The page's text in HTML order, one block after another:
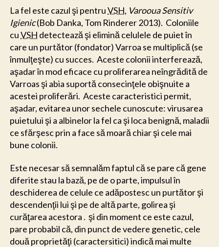
La fel este cazul şi pentruVSH, Varooua Sensitiv
Igienic(Bob Danka, Tom Rinderer 2013). Coloniile
cuVSH detectează şi elimină celulele de puiet în
care un purtător (fondator) Varroa se multiplică (se
înmulţeşte) cu succes. Aceste colonii interferează,
aşadar în mod eficace cu proliferarea neîngrădită de
Varroas şi abia suportă consecinţele obişnuite a
acestei proliferări. Aceste caracteristici permit,
aşadar, evitarea unor sechele cunoscute: virusarea
puietului şi a albinelor la fel ca şi loca benignă, maladii
ce sfărşesc prin a face să moară chiar şi cele mai
bune colonii.
Este necesar să semnalăm faptul că se pare că gene
diferite stau la bază, pe de o parte, impulsul în
deschiderea de celule ce adăpostesc un purtător şi
descendenţii lui şi pe de altă parte, golirea şi
curăţarea acestora . şi din moment ce este cazul,
pare probabil că, din punct de vedere genetic, cele
două proprietăţi (caractersitici) indică mai multe